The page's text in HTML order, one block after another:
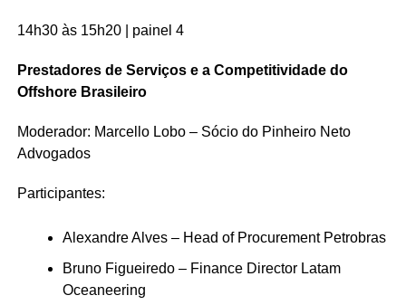
14h30 às 15h20 | painel 4
Prestadores de Serviços e a Competitividade do
Offshore Brasileiro
Moderador: Marcello Lobo – Sócio do Pinheiro Neto
Advogados
Participantes:
Alexandre Alves – Head of Procurement Petrobras
Bruno Figueiredo – Finance Director Latam
Oceaneering